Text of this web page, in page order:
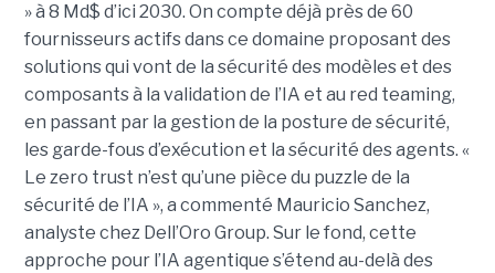
» à 8 Md$ d’ici 2030. On compte déjà près de 60
fournisseurs actifs dans ce domaine proposant des
solutions qui vont de la sécurité des modèles et des
composants à la validation de l’IA et au red teaming,
en passant par la gestion de la posture de sécurité,
les garde-fous d’exécution et la sécurité des agents. «
Le zero trust n’est qu’une pièce du puzzle de la
sécurité de l’IA », a commenté Mauricio Sanchez,
analyste chez Dell’Oro Group. Sur le fond, cette
approche pour l’IA agentique s’étend au-delà des